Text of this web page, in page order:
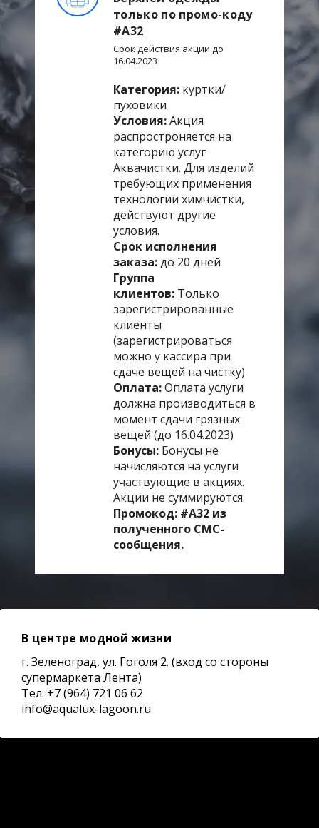
только по промо-коду
#А32
Срок действия акции до
16.04.2023
Категория: куртки/
пуховики
Условия:Акция
распростроняется на
категорию услуг
Аквачистки. Для изделий
требующих применения
технологии химчистки,
действуют другие
условия.
Срок исполнения
заказа:до 20 дней
Группа
клиентов: Только
зарегистрированные
клиенты
(зарегистрироваться
можно у кассира при
сдаче вещей на чистку)
Оплата:Оплата услуги
должна производиться в
момент сдачи грязных
вещей (до 16.04.2023)
Бонусы: Бонусы не
начисляются на услуги
участвующие в акциях.
Акции не суммируются.
Промокод: #А32 из
полученного СМС-
сообщения.
В центре модной жизни
г. Зеленоград, ул. Гоголя 2. (вход со стороны
супермаркета Лента)
Тел: +7 (964) 721 06 62
info@aqualux-lagoon.ru